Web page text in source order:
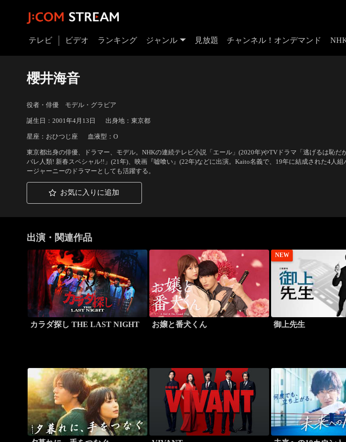
テレビ ビデオ ランキング ジャンル 見放題 チャンネル！オンデマンド
櫻井海音
役者・俳優 モデル・グラビア
誕生日：2001年4月13日 出身地：東京都
星座：おひつじ座 血液型：O
東京都出身の俳優、ドラマー、モデル。NHKの連続テレビ小説「エール」(2020年)やTVドラマ「逃げるは恥だ
バレ人類! 新春スペシャル!!」(21年)、映画『嘘喰い』(22年)などに出演。Kaito名義で、19年に結成された4人組
ージャーニーのドラマーとしても活躍する。
お気に入りに追加
出演・関連作品
カラダ探し THE LAST NIGHT お嬢と番犬くん
NEW
御上先生